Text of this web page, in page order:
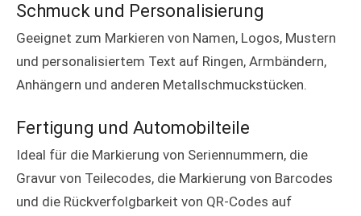
Schmuck und Personalisierung
Geeignet zum Markieren von Namen, Logos, Mustern
und personalisiertem Text auf Ringen, Armbändern,
Anhängern und anderen Metallschmuckstücken.
Fertigung und Automobilteile
Ideal für die Markierung von Seriennummern, die
Gravur von Teilecodes, die Markierung von Barcodes
und die Rückverfolgbarkeit von QR-Codes auf